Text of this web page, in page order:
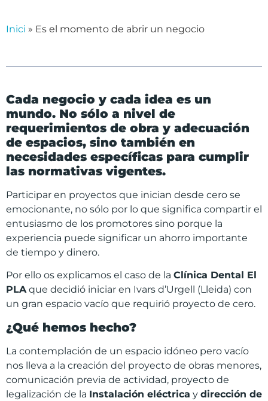
Inici » Es el momento de abrir un negocio
Cada negocio y cada idea es un
mundo. No sólo a nivel de
requerimientos de obra y adecuación
de espacios, sino también en
necesidades específicas para cumplir
las normativas vigentes.
Participar en proyectos que inician desde cero se
emocionante, no sólo por lo que significa compartir el
entusiasmo de los promotores sino porque la
experiencia puede significar un ahorro importante
de tiempo y dinero.
Por ello os explicamos el caso de la Clínica Dental El
PLAque decidió iniciar en Ivars d’Urgell (Lleida) con
un gran espacio vacío que requirió proyecto de cero.
¿Qué hemos hecho?
La contemplación de un espacio idóneo pero vacío
nos lleva a la creación del proyecto de obras menores,
comunicación previa de actividad, proyecto de
legalización de la Instalación eléctrica y dirección de